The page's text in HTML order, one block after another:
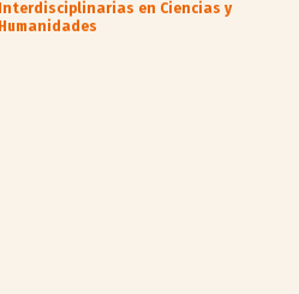
Interdisciplinarias en Ciencias y
Humanidades